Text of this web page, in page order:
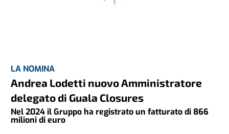
LA NOMINA
Andrea Lodetti nuovo Amministratore
delegato di Guala Closures
Nel 2024 il Gruppo ha registrato un fatturato di 866
milioni di euro